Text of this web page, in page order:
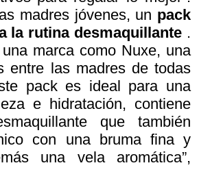
madres jóvenes, un pack
la rutina desmaquillante .
marca como Nuxe, una
entre las madres de todas
pack es ideal para una
e hidratación, contiene
que también
con una bruma fina y
una vela aromática”,